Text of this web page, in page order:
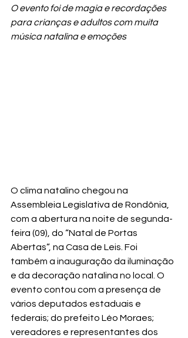
O evento foi de magia e recordações
para crianças e adultos com muita
música natalina e emoções
O clima natalino chegou na
Assembleia Legislativa de Rondônia,
com a abertura na noite de segunda-
feira (09), do “Natal de Portas
Abertas”, na Casa de Leis. Foi
também a inauguração da iluminação
e da decoração natalina no local. O
evento contou com a presença de
vários deputados estaduais e
federais; do prefeito Léo Moraes;
vereadores e representantes dos